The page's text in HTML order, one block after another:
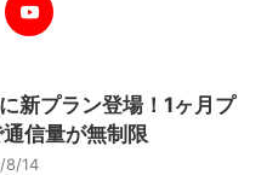
新プラン登場！1ヶ月プ
信量が無制限
8/14